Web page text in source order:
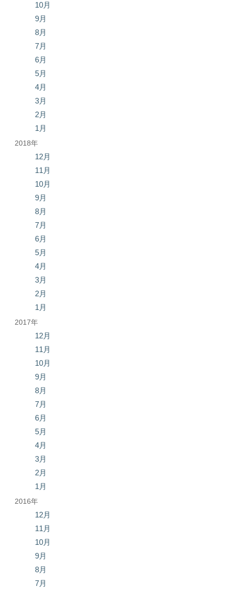
10月
9月
8月
7月
6月
5月
4月
3月
2月
1月
2018年
12月
11月
10月
9月
8月
7月
6月
5月
4月
3月
2月
1月
2017年
12月
11月
10月
9月
8月
7月
6月
5月
4月
3月
2月
1月
2016年
12月
11月
10月
9月
8月
7月